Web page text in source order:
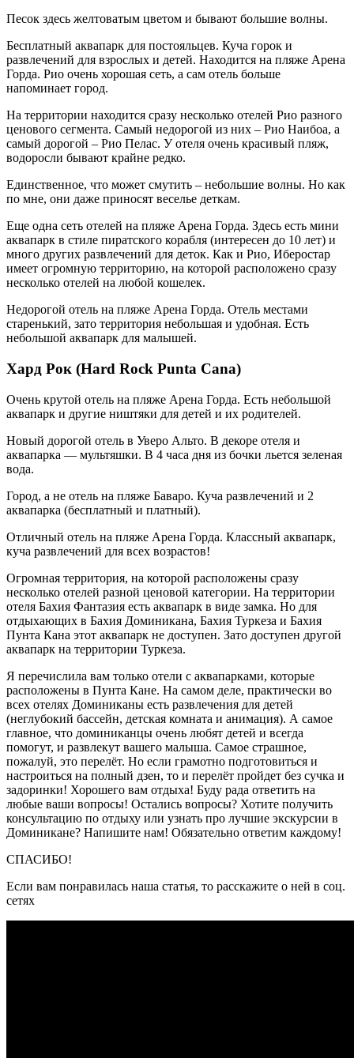
Песок здесь желтоватым цветом и бывают большие волны.
Бесплатный аквапарк для постояльцев. Куча горок и
развлечений для взрослых и детей. Находится на пляже Арена
Горда. Рио очень хорошая сеть, а сам отель больше
напоминает город.
На территории находится сразу несколько отелей Рио разного
ценового сегмента. Самый недорогой из них – Рио Наибоа, а
самый дорогой – Рио Пелас. У отеля очень красивый пляж,
водоросли бывают крайне редко.
Единственное, что может смутить – небольшие волны. Но как
по мне, они даже приносят веселье деткам.
Еще одна сеть отелей на пляже Арена Горда. Здесь есть мини
аквапарк в стиле пиратского корабля (интересен до 10 лет) и
много других развлечений для деток. Как и Рио, Иберостар
имеет огромную территорию, на которой расположено сразу
несколько отелей на любой кошелек.
Недорогой отель на пляже Арена Горда. Отель местами
старенький, зато территория небольшая и удобная. Есть
небольшой аквапарк для малышей.
Хард Рок (Hard Rock Punta Cana)
Очень крутой отель на пляже Арена Горда. Есть небольшой
аквапарк и другие ништяки для детей и их родителей.
Новый дорогой отель в Уверо Альто. В декоре отеля и
аквапарка — мультяшки. В 4 часа дня из бочки льется зеленая
вода.
Город, а не отель на пляже Баваро. Куча развлечений и 2
аквапарка (бесплатный и платный).
Отличный отель на пляже Арена Горда. Классный аквапарк,
куча развлечений для всех возрастов!
Огромная территория, на которой расположены сразу
несколько отелей разной ценовой категории. На территории
отеля Бахия Фантазия есть аквапарк в виде замка. Но для
отдыхающих в Бахия Доминикана, Бахия Туркеза и Бахия
Пунта Кана этот аквапарк не доступен. Зато доступен другой
аквапарк на территории Туркеза.
Я перечислила вам только отели с аквапарками, которые
расположены в Пунта Кане. На самом деле, практически во
всех отелях Доминиканы есть развлечения для детей
(неглубокий бассейн, детская комната и анимация). А самое
главное, что доминиканцы очень любят детей и всегда
помогут, и развлекут вашего малыша. Самое страшное,
пожалуй, это перелёт. Но если грамотно подготовиться и
настроиться на полный дзен, то и перелёт пройдет без сучка и
задоринки! Хорошего вам отдыха! Буду рада ответить на
любые ваши вопросы! Остались вопросы? Хотите получить
консультацию по отдыху или узнать про лучшие экскурсии в
Доминикане? Напишите нам! Обязательно ответим каждому!
СПАСИБО!
Если вам понравилась наша статья, то расскажите о ней в соц.
сетях